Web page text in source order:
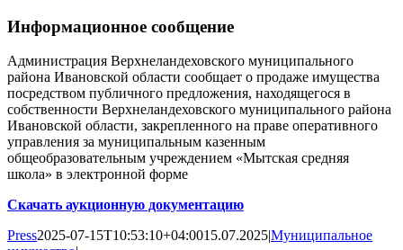
Информационное сообщение
Администрация Верхнеландеховского муниципального
района Ивановской области сообщает о продаже имущества
посредством публичного предложения, находящегося в
собственности Верхнеландеховского муниципального района
Ивановской области, закрепленного на праве оперативного
управления за муниципальным казенным
общеобразовательным учреждением «Мытская средняя
школа» в электронной форме
Скачать аукционную документацию
Press2025-07-15T10:53:10+04:0015.07.2025|Муниципальное